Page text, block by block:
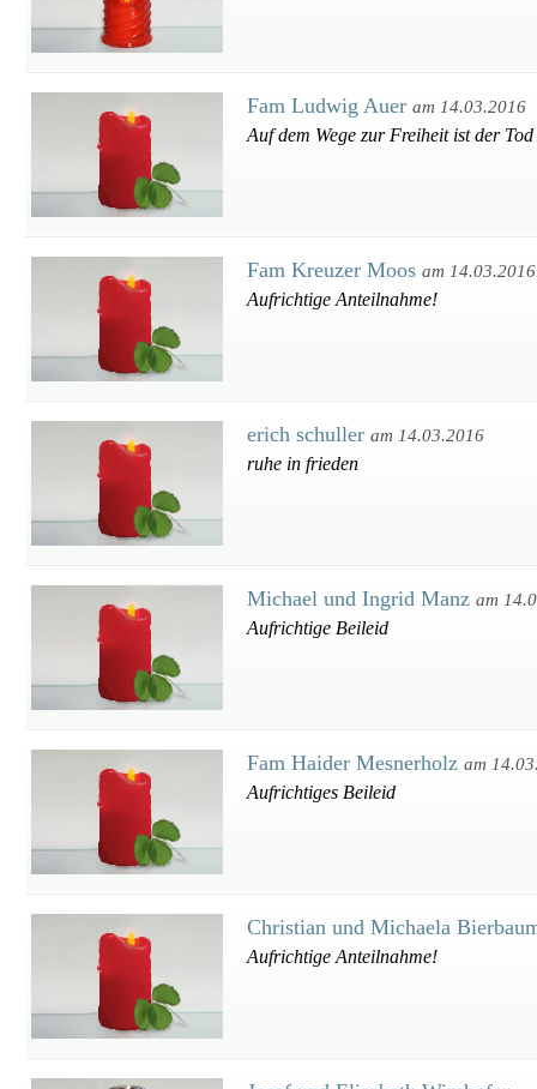
Fam Ludwig Auer am 14.03.2016
Auf dem Wege zur Freiheit ist der
Fam Kreuzer Moos am 14.03.2016
Aufrichtige Anteilnahme!
erich schuller am 14.03.2016
ruhe in frieden
Michael und Ingrid Manz am
Aufrichtige Beileid
Fam Haider Mesnerholz am
Aufrichtiges Beileid
Christian und Michaela
Aufrichtige Anteilnahme!